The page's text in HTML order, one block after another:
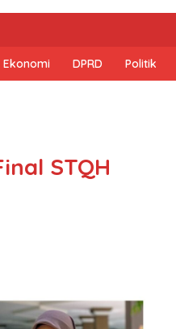
Ekonomi DPRD Politik
STQH